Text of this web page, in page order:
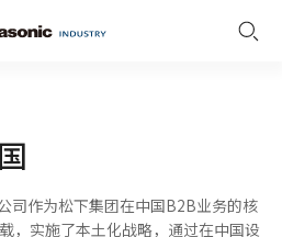
司作为松下集团在中国B2B业务的核
，实施了本土化战略，通过在中国设